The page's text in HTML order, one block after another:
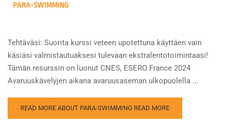
PARA-SWIMMING
Tehtäväsi: Suorita kurssi veteen upotettuna käyttäen vain
käsiäsi valmistautuaksesi tulevaan ekstralentotoimintaasi!
Tämän resurssin on luonut CNES, ESERO France 2024
Avaruuskävelyjen aikana avaruusaseman ulkopuolella ...
READ MORE ABOUT PARA-SWIMMING READ MORE